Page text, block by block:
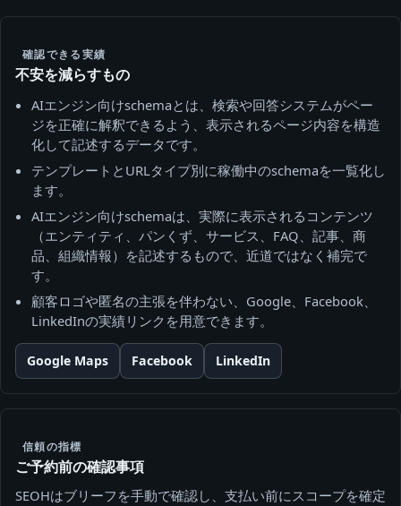
確認できる実績
不安を減らすもの
AIエンジン向けschemaとは、検索や回答システムがペー
ジを正確に解釈できるよう、表示されるページ内容を構造
化して記述するデータです。
テンプレートとURLタイプ別に稼働中のschemaを一覧化し
ます。
AIエンジン向けschemaは、実際に表示されるコンテンツ
（エンティティ、パンくず、サービス、FAQ、記事、商
品、組織情報）を記述するもので、近道ではなく補完で
す。
顧客ロゴや匿名の主張を伴わない、Google、Facebook、
LinkedInの実績リンクを用意できます。
Google Maps Facebook LinkedIn
信頼の指標
ご予約前の確認事項
SEOHはブリーフを手動で確認し、支払い前にスコープを確定